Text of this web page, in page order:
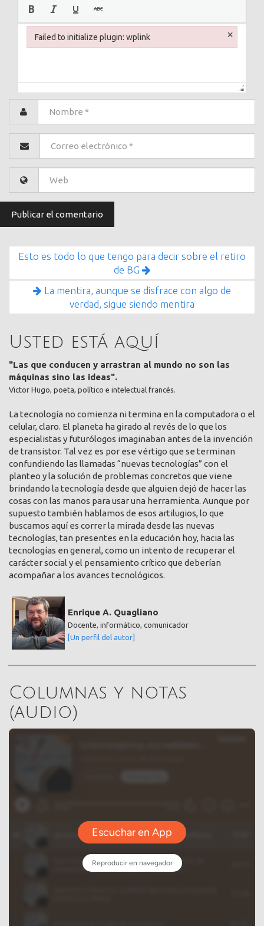
Esto es todo lo que tengo para decir sobre el retiro
de BG
La mentira, aunque se disfrace con algo de
verdad, sigue siendo mentira
Usted está aquí
"Las que conducen y arrastran al mundo no son las
máquinas sino las ideas".
Victor Hugo, poeta, político e intelectual francés.
La tecnología no comienza ni termina en la computadora o el
celular, claro. El planeta ha girado al revés de lo que los
especialistas y futurólogos imaginaban antes de la invención
de transistor. Tal vez es por ese vértigo que se terminan
confundiendo las llamadas “nuevas tecnologías” con el
planteo y la solución de problemas concretos que viene
brindando la tecnología desde que alguien dejó de hacer las
cosas con las manos para usar una herramienta. Aunque por
supuesto también hablamos de esos artilugios, lo que
buscamos aquí es correr la mirada desde las nuevas
tecnologías, tan presentes en la educación hoy, hacia las
tecnologías en general, como un intento de recuperar el
carácter social y el pensamiento crítico que deberían
acompañar a los avances tecnológicos.
Enrique A. Quagliano
Docente, informático, comunicador
[Un perfil del autor]
Columnas y notas
(audio)
Failed to initialize plugin: wplink ×
Failed to initialize plugin: wplink